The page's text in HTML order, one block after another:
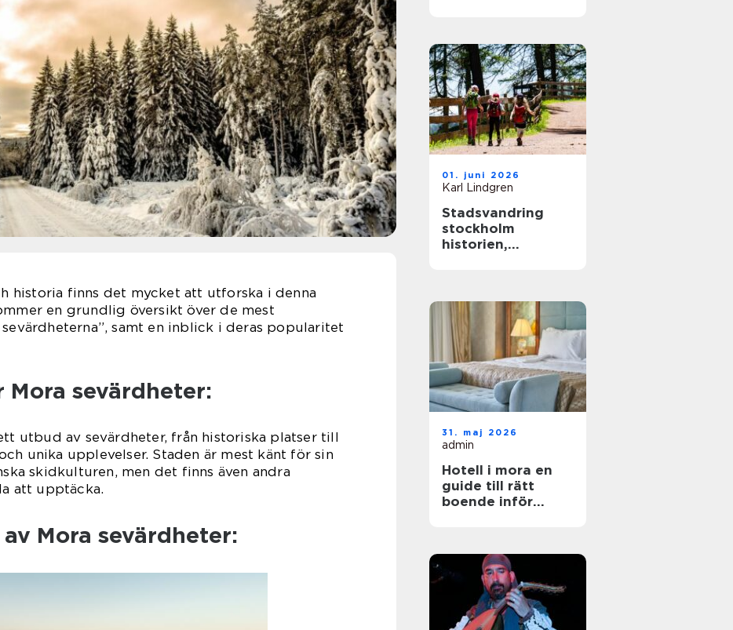
historia finns det mycket att utforska i denna
en grundlig översikt över de mest
samt en inblick i deras popularitet
Mora sevärdheter:
utbud av sevärdheter, från historiska platser till
unika upplevelser. Staden är mest känt för sin
skidkulturen, men det finns även andra
att upptäcka.
Mora sevärdheter:
01. juni 2026
Karl Lindgren
Stadsvandring
stockholm
historien,
31. maj 2026
admin
Hotell i mora en
guide till rätt
boende inför